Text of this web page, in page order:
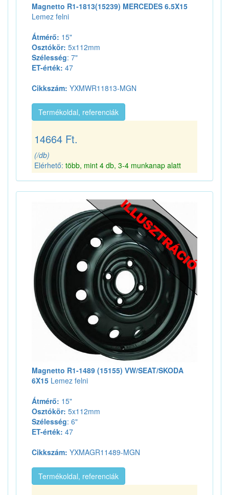
Magnetto R1-1813(15239) MERCEDES 6.5X15
Lemez felni
Átmérő: 15"
Osztókör: 5x112mm
Szélesség: 7"
ET-érték: 47
Cikkszám: YXMWR11813-MGN
Termékoldal, referenciák
14664 Ft.
(/db)
Elérhető: több, mint 4 db, 3-4 munkanap alatt
Magnetto R1-1489 (15155) VW/SEAT/SKODA
6X15 Lemez felni
Átmérő: 15"
Osztókör: 5x112mm
Szélesség: 6"
ET-érték: 47
Cikkszám: YXMAGR11489-MGN
Termékoldal, referenciák